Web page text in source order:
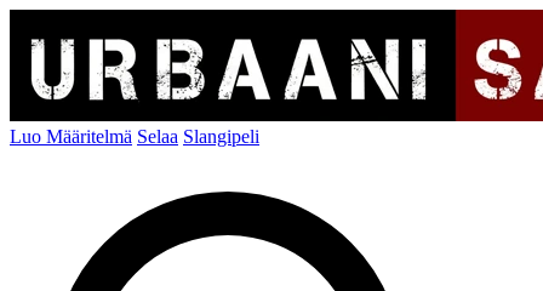
Luo Määritelmä Selaa Slangipeli